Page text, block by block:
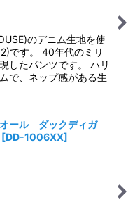
のデニム生地を使
です。 40年代のミリ
したパンツです。 ハリ
で、ネップ感がある生
ール ダックディガ
[DD-1006XX]